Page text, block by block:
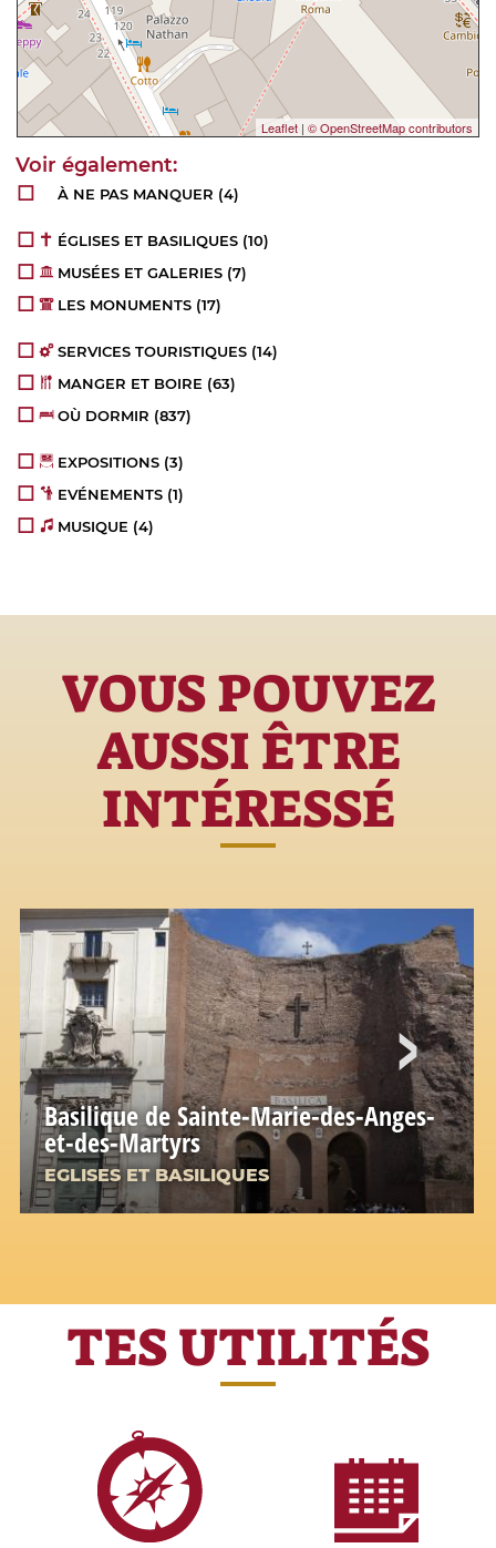
Leaflet | © OpenStreetMap contributors
À NE PAS MANQUER (4)
ÉGLISES ET BASILIQUES (10)
MUSÉES ET GALERIES (7)
LES MONUMENTS (17)
SERVICES TOURISTIQUES (14)
MANGER ET BOIRE (63)
OÙ DORMIR (837)
EXPOSITIONS (3)
EVÉNEMENTS (1)
MUSIQUE (4)
VOUS POUVEZ
AUSSI ÊTRE
INTÉRESSÉ
Basilique de Sainte-Marie-des-Anges-
et-des-Martyrs
EGLISES ET BASILIQUES
TES UTILITÉS